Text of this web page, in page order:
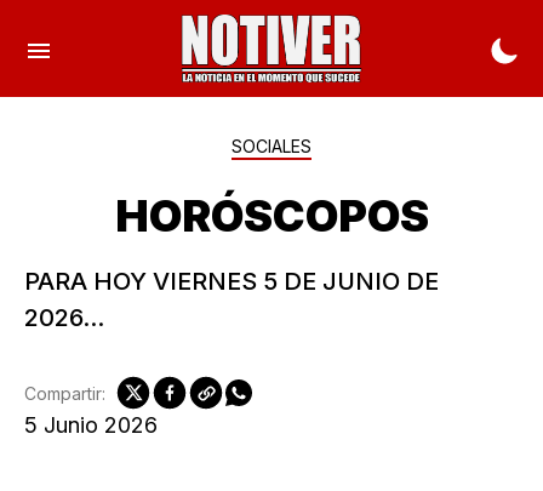
SOCIALES
HORÓSCOPOS
PARA HOY VIERNES 5 DE JUNIO DE
2026...
5 Junio 2026
Compartir: